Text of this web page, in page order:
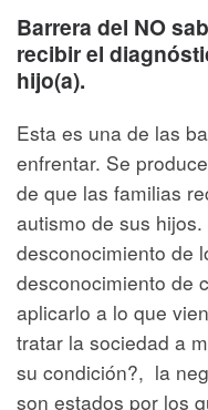
Barrera del NO
recibir el
hijo(a).
Esta es una de las
enfrentar. Se
de que las familias
autismo de sus
desconocimiento de
desconocimiento de
aplicarlo a lo que
tratar la sociedad a
su condición?, la
son estados por los